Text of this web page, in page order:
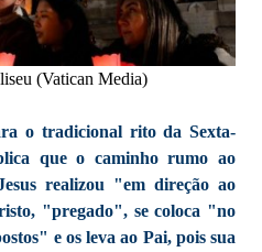
(Vatican Media)
o tradicional rito da Sexta-
que o caminho rumo ao
realizou "em direção ao
"pregado", se coloca "no
e os leva ao Pai, pois sua